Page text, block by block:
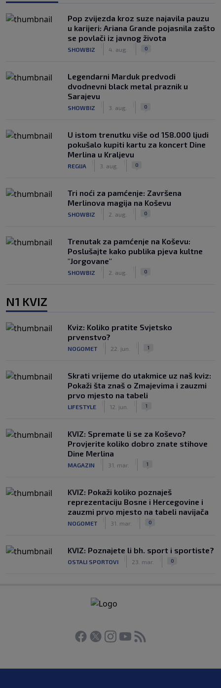
Pop zvijezda kroz suze najavila pauzu
u karijeri: Ariana Grande pojasnila zašto
se povlači iz javnog života
SHOWBIZ 4. aug. 0
Legendarni Marduk predvodi
dvodnevni black metal praznik u
Sarajevu
SHOWBIZ 3. aug. 0
U istom trenutku više od 158.000 ljudi
pokušalo kupiti kartu za koncert Dine
Merlina u Kraljevu
REGIJA 3. aug. 0
Tri noći za pamćenje: Završena
Merlinova magija na Koševu
SHOWBIZ 2. aug. 0
Trenutak za pamćenje na Koševu:
Poslušajte kako publika pjeva kultne
"Jorgovane"
SHOWBIZ 2. aug. 0
N1 KVIZ
Kviz: Koliko pratite Svjetsko
prvenstvo?
NOGOMET 22. jun. 1
Skrati vrijeme do utakmice uz naš kviz:
Pokaži šta znaš o Zmajevima i zauzmi
prvo mjesto na tabeli
LIFESTYLE 12. jun. 1
KVIZ: Spremate li se za Koševo?
Provjerite koliko dobro znate stihove
Dine Merlina
MAGAZIN 31. mar. 1
KVIZ: Pokaži koliko poznaješ
reprezentaciju Bosne i Hercegovine i
zauzmi prvo mjesto na tabeli navijača
NOGOMET 31. mar. 0
KVIZ: Poznajete li bh. sport i sportiste?
OSTALI SPORTOVI 23. mar. 0